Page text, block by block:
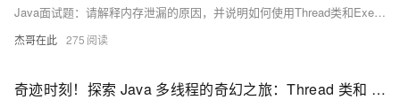
Java面试题：请解释内存泄漏的原因，并说明如何使用Thread类和ExecutorService实现多线程编程，请解释CountDownLatch和CyclicBarrier在并发编程中的用途和区别
杰哥在此 275
奇迹时刻！探索 Java 多线程的奇幻之旅：Thread 类和 Runnable 接口的惊人对决